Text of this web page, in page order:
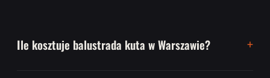
Ile kosztuje balustrada kuta w Warszawie?